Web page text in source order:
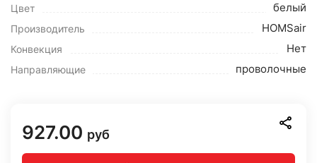
Цвет белый
Производитель HOMSair
Конвекция Нет
Направляющие проволочные
927.00 руб